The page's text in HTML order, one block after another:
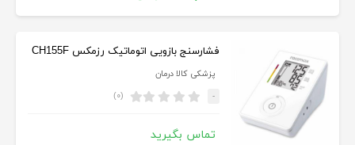
فشارسنج بازویی اتوماتیک رزمکس CH155F
پزشکی کالا درمان
- (۰)
تماس بگیرید